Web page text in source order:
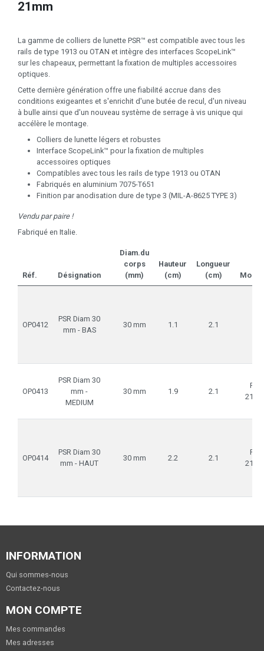
21mm
La gamme de colliers de lunette PSR™ est compatible avec tous les
rails de type 1913 ou OTAN et intègre des interfaces ScopeLink™
sur les chapeaux, permettant la fixation de multiples accessoires
optiques.
Cette dernière génération offre une fiabilité accrue dans des
conditions exigeantes et s'enrichit d'une butée de recul, d'un niveau
à bulle ainsi que d'un nouveau système de serrage à vis unique qui
accélère le montage.
Colliers de lunette légers et robustes
Interface ScopeLink™ pour la fixation de multiples
accessoires optiques
Compatibles avec tous les rails de type 1913 ou OTAN
Fabriqués en aluminium 7075-T651
Finition par anodisation dure de type 3 (MIL-A-8625 TYPE 3)
Vendu par paire !
Fabriqué en Italie.
Réf. Désignation
Diam.du
corps
(mm)
Hauteur
(cm)
Longueur
(cm)
OP0412
PSR Diam 30
mm - BAS
30 mm 1.1 2.1
OP0413
PSR Diam 30
mm -
MEDIUM
30 mm 1.9 2.1
Rail
OP0414
PSR Diam 30
mm - HAUT
30 mm 2.2 2.1
Rail
INFORMATION
Qui sommes-nous
Contactez-nous
MON COMPTE
Mes commandes
Mes adresses